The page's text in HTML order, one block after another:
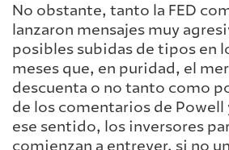
No obstante, tanto la FED
lanzaron mensajes muy
posibles subidas de tipos en
meses que, en puridad, el
descuenta o no tanto como
de los comentarios de Powell
ese sentido, los inversores